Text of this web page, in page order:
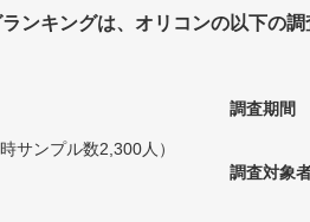
ンキングは、オリコンの以下の
サンプル数2,300人）
調査期間
調査対象